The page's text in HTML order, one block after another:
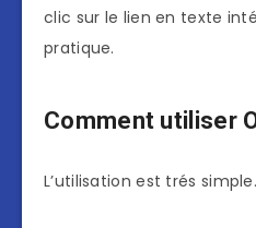
clic sur le lien en texte
pratique.
Comment utiliser
L’utilisation est trés simple.